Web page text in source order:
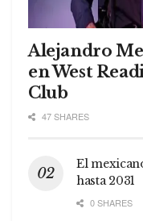
Alejandro
en West
Club
47 SHARES
El
hasta 2031
0 SHARES